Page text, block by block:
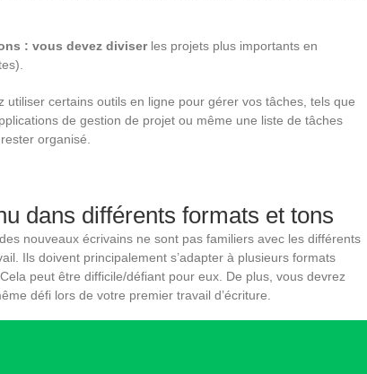
: vous devez diviser les projets plus importants en
utiliser certains outils en ligne pour gérer vos tâches, tels que
de gestion de projet ou même une liste de tâches
organisé.
dans différents formats et tons
nouveaux écrivains ne sont pas familiers avec les différents
Ils doivent principalement s’adapter à plusieurs formats
peut être difficile/défiant pour eux. De plus, vous devrez
défi lors de votre premier travail d’écriture.